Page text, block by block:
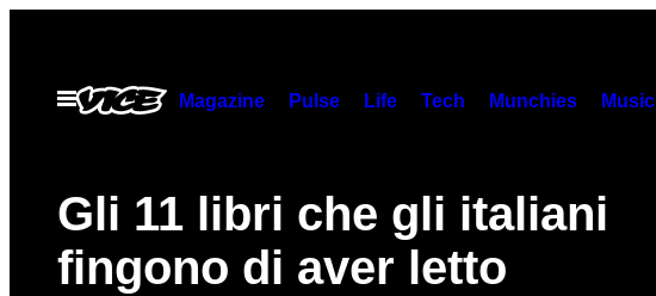
contenuto
Apri
Magazine Pulse Life Tech Munchies Music
Gli 11 libri che gli italiani
fingono di aver letto